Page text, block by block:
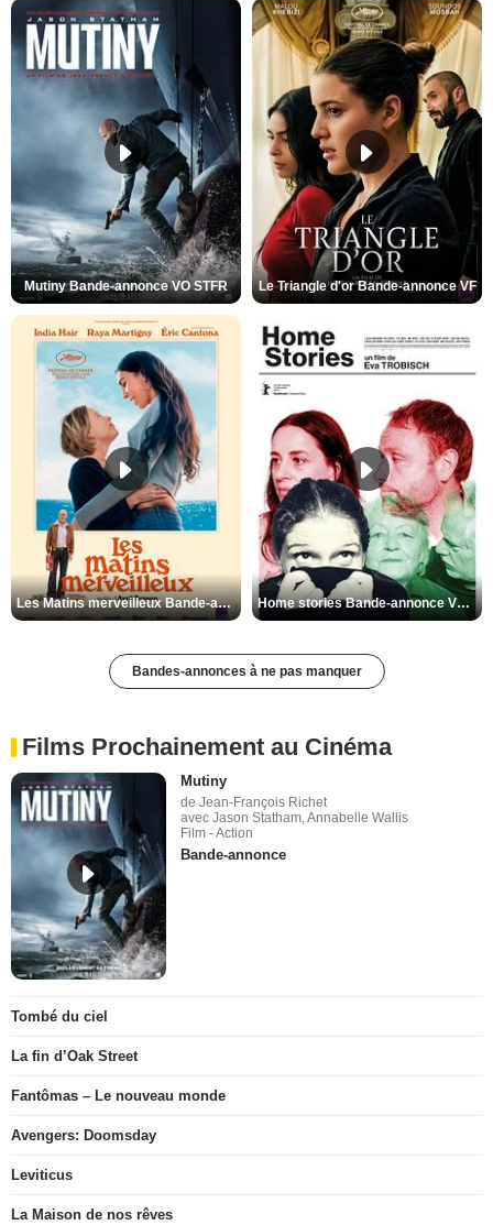
Mutiny Bande-annonce VO STFR Le Triangle d'or Bande-annonce VF
Les Matins merveilleux Bande-annonce VF Home stories Bande-annonce VO STFR
Bandes-annonces à ne pas manquer
Films Prochainement au Cinéma
Mutiny
de Jean-François Richet
avec Jason Statham, Annabelle Wallis
Film - Action
Bande-annonce
Tombé du ciel
La fin d’Oak Street
Fantômas – Le nouveau monde
Avengers: Doomsday
Leviticus
La Maison de nos rêves